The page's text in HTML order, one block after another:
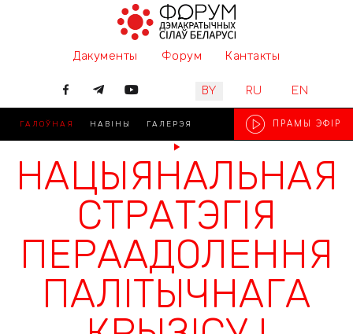
Дакументы Форум Кантакты
Выберите язык
BY RU EN
ГАЛОЎНАЯ НАВІНЫ ГАЛЕРЭЯ ПРАМЫ ЭФIР
НАЦЫЯНАЛЬНАЯ
СТРАТЭГІЯ
ПЕРААДОЛЕННЯ
ПАЛІТЫЧНАГА